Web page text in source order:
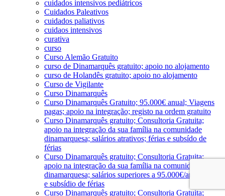
cuidados intensivos pediátricos
Cuidados Paleativos
cuidados paliativos
cuidaos intensivos
curativa
curso
Curso Alemão Gratuito
curso de Dinamarquês gratuito; apoio no alojamento
curso de Holandês gratuito; apoio no alojamento
Curso de Vigilante
Curso Dinamarquês
Curso Dinamarquês Gratuito; 95.000€ anual; Viagens
pagas; apoio na integração; registo na ordem gratuito
Curso Dinamarquês gratuito; Consultoria Gratuita;
apoio na integração da sua família na comunidade
dinamarquesa; salários atrativos; férias e subsído de
férias
Curso Dinamarquês gratuito; Consultoria Gratuita;
apoio na integração da sua família na comunidade
dinamarquesa; salários superiores a 95.000€/ano; férias
e subsídio de férias
Curso Dinamarquês gratuito; Consultoria Gratuita;